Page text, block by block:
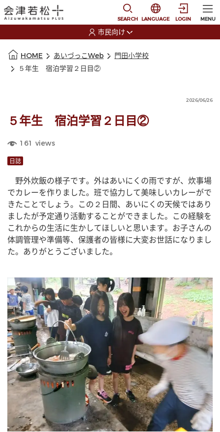
SEARCH
選択すると言語の切
LANGUAGE LOGIN MENU
市民向け
HOME あいづっこWeb
門田小学校
５年生 宿泊学習２日目②
2026/06/26
５年生 宿泊学習２日目②
161 views
日誌
野外炊飯の様子です。外はあいにくの雨ですが、炊事場
でカレーを作りました。班で協力して美味しいカレーがで
きたことでしょう。この２日間、あいにくの天候ではあり
ましたが予定通り活動することができました。この経験を
これからの生活に生かしてほしいと思います。お子さんの
体調管理や準備等、保護者の皆様に大変お世話になりまし
た。ありがとうございました。